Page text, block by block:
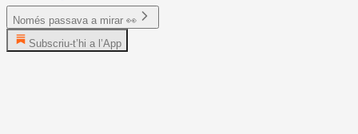
Només passava a mirar 👀
Subscriu-t’hi a l’App